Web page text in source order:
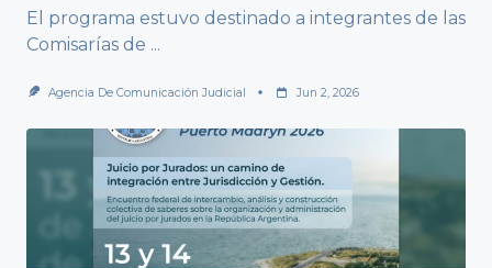
El programa estuvo destinado a integrantes de las
Comisarías de ...
Agencia De Comunicación Judicial Jun 2, 2026